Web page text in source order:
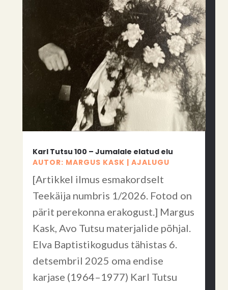
Karl Tutsu 100 – Jumalale elatud elu
AUTOR: MARGUS KASK | AJALUGU
[Artikkel ilmus esmakordselt
Teekäija numbris 1/2026. Fotod on
pärit perekonna erakogust.] Margus
Kask, Avo Tutsu materjalide põhjal.
Elva Baptistikogudus tähistas 6.
detsembril 2025 oma endise
karjase (1964–1977) Karl Tutsu